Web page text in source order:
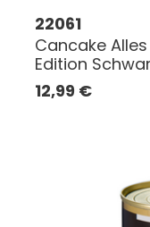
22061
Cancake
Edition
12,99 €